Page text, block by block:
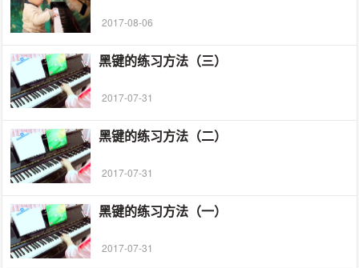
2017-08-06
黑键的练习方法（三）
2017-07-31
黑键的练习方法（二）
2017-07-31
黑键的练习方法（一）
2017-07-31